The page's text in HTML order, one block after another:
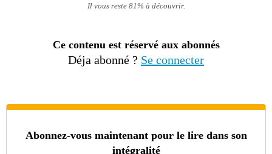
Il vous reste 81% à découvrir.
Ce contenu est réservé aux abonnés
Déja abonné ? Se connecter
Abonnez-vous maintenant pour le lire dans son
intégralité